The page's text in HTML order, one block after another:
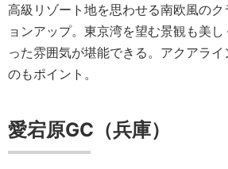
高級リゾート地を思わせる南欧風の
ョンアップ。東京湾を望む景観も美し
った雰囲気が堪能できる。アクアラ
のもポイント。
愛宕原GC（兵庫）